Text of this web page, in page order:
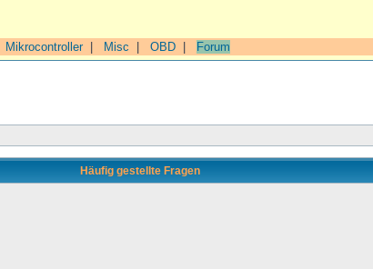
Mikrocontroller| Misc OBD Forum
Häufig gestellte Fragen